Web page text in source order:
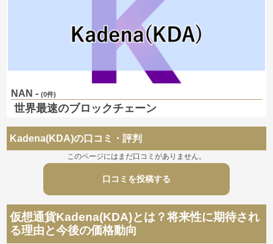
NAN -(0件)
世界最速のブロックチェーン
Kadena(KDA)の口コミ・評判
このページにはまだ口コミがありません。
口コミを投稿する
仮想通貨Kadena(KDA)とは？将来性に期待され
る理由と今後の価格動向